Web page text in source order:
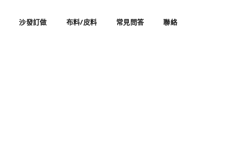
沙發訂做 布料/皮料 常見問答 聯絡